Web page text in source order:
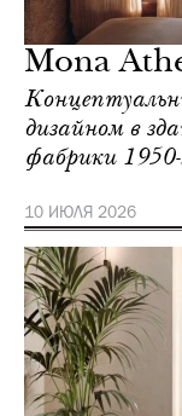
Mona
дизайном в
фабрики 1950-
10 ИЮЛЯ 2026